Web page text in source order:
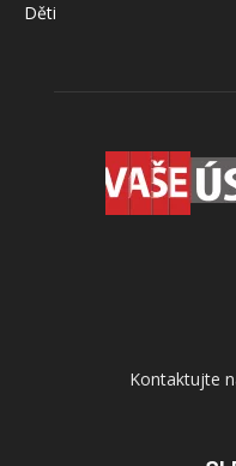
Děti
Kontaktujte